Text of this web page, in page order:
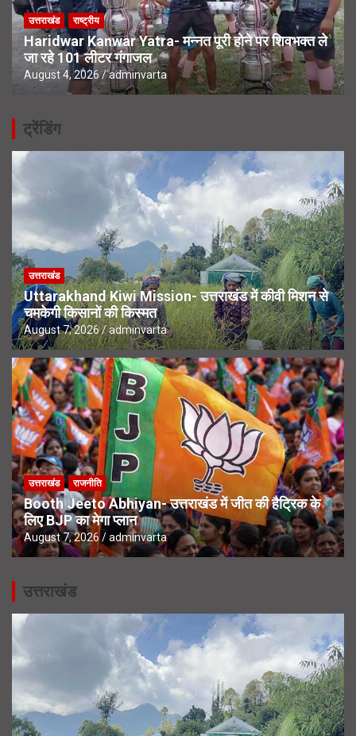
उत्तराखंड राष्ट्रीय
Haridwar Kanwar Yatra- मन्नत पूरी होने पर शिवभक्त ले
जा रहे 101 लीटर गंगाजल
August 4, 2026 adminvarta
ट्रेंडिंग
उत्तराखंड
Uttarakhand Kiwi Mission- उत्तराखंड में कीवी मिशन से
चमकेगी किसानों की किस्मत
August 7, 2026 adminvarta
उत्तराखंड राजनीति
Booth Jeeto Abhiyan- उत्तराखंड में जीत की हैट्रिक के
लिए BJP का मेगा प्लान
August 7, 2026 adminvarta
उत्तराखंड